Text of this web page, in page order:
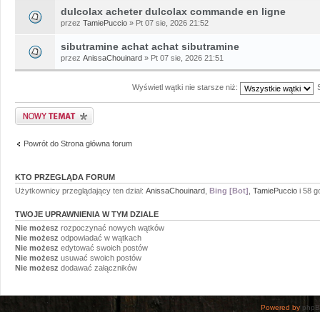
dulcolax acheter dulcolax commande en ligne
przez TamiePuccio » Pt 07 sie, 2026 21:52
sibutramine achat achat sibutramine
przez AnissaChouinard » Pt 07 sie, 2026 21:51
Wyświetl wątki nie starsze niż:
Napisz wątek
Powrót do Strona główna forum
KTO PRZEGLĄDA FORUM
Użytkownicy przeglądający ten dział: AnissaChouinard Bing [Bot] TamiePuccio i 58
TWOJE UPRAWNIENIA W TYM DZIALE
Nie możesz rozpoczynać nowych wątków
Nie możesz odpowiadać w wątkach
Nie możesz edytować swoich postów
Nie możesz usuwać swoich postów
Nie możesz dodawać załączników
Powered by